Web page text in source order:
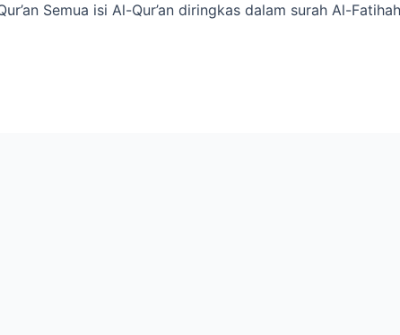
Semua isi Al-Qur’an diringkas dalam surah Al-